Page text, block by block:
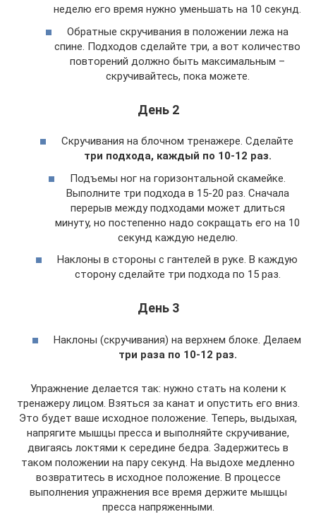
неделю его время нужно уменьшать на 10 секунд.
Обратные скручивания в положении лежа на
спине. Подходов сделайте три, а вот количество
повторений должно быть максимальным –
скручивайтесь, пока можете.
День 2
Скручивания на блочном тренажере. Сделайте
три подхода, каждый по 10-12 раз.
Подъемы ног на горизонтальной скамейке.
Выполните три подхода в 15-20 раз. Сначала
перерыв между подходами может длиться
минуту, но постепенно надо сокращать его на 10
секунд каждую неделю.
Наклоны в стороны с гантелей в руке. В каждую
сторону сделайте три подхода по 15 раз.
День 3
Наклоны (скручивания) на верхнем блоке. Делаем
три раза по 10-12 раз.
Упражнение делается так: нужно стать на колени к
тренажеру лицом. Взяться за канат и опустить его вниз.
Это будет ваше исходное положение. Теперь, выдыхая,
напрягите мышцы пресса и выполняйте скручивание,
двигаясь локтями к середине бедра. Задержитесь в
таком положении на пару секунд. На выдохе медленно
возвратитесь в исходное положение. В процессе
выполнения упражнения все время держите мышцы
пресса напряженными.